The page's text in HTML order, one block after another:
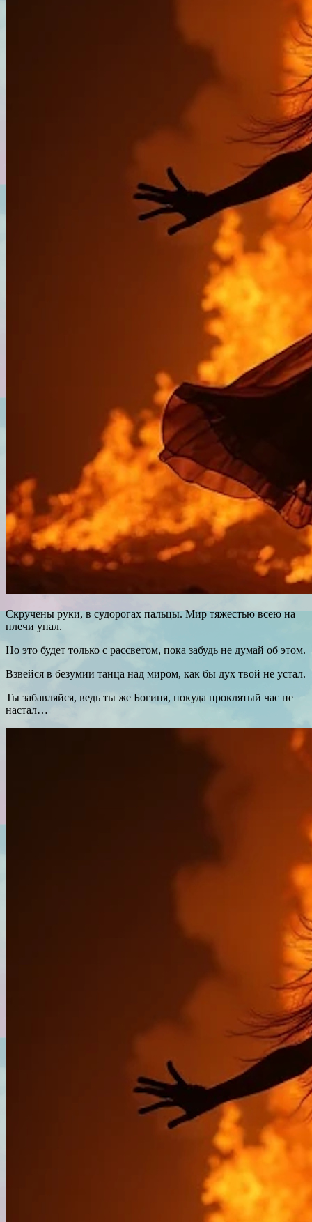
Скручены руки, в судорогах пальцы. Мир тяжестью всею на
плечи упал.
Но это будет только с рассветом, пока забудь не думай об этом.
Взвейся в безумии танца над миром, как бы дух твой не устал.
Ты забавляйся, ведь ты же Богиня, покуда проклятый час не
настал…